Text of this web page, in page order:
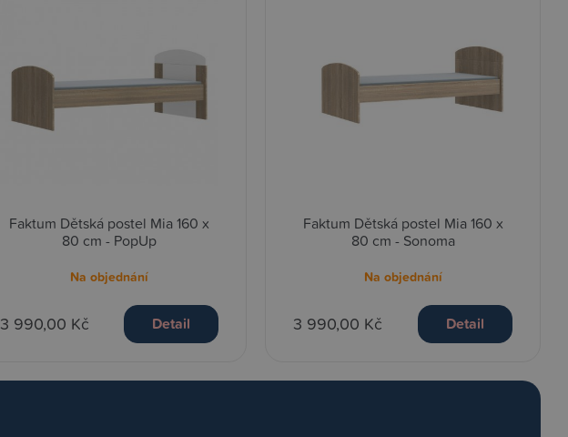
Faktum Dětská postel Mia 160 x
80 cm - PopUp
Na objednání
3 990,00 Kč Detail
Faktum Dětská postel Mia 160 x
80 cm - Sonoma
Na objednání
3 990,00 Kč Detail